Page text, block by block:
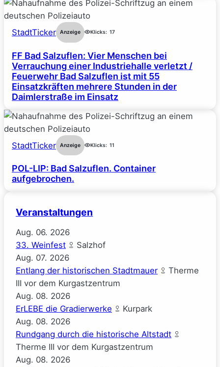
StadtTicker Anzeige Klicks: 17
FF Bad Salzuflen: Vier Menschen bei
Verrauchung einer Industriehalle verletzt /
Feuerwehr Bad Salzuflen ist mit 55
Einsatzkräften mehrere Stunden in der
Daimlerstraße im Einsatz
StadtTicker Anzeige Klicks: 11
POL-LIP: Bad Salzuflen. Container
aufgebrochen.
Veranstaltungen
Aug. 06. 2026
33. Weinfest
Salzhof
Aug. 07. 2026
Entlang der historischen Stadtmauer
Therme
III vor dem Kurgastzentrum
Aug. 08. 2026
ErLEBE die Gradierwerke
Kurpark
Aug. 08. 2026
Rundgang durch die historische Altstadt
Therme III vor dem Kurgastzentrum
Aug. 08. 2026